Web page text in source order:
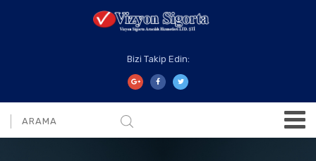
Bizi Takip Edin: